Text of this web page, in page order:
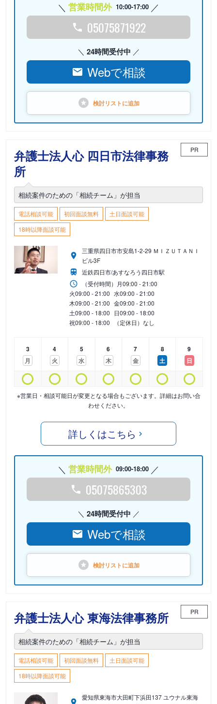
営業時間外 10:00-17:00
05075871922
24時間受付中
Webで相談
検討リストに追加
弁護士法人心 四日市法律事務
所
PR
相続案件のための「相続チーム」が担当
電話相談可能 初回面談無料
土日面談可能
18時以降面談可能
三重県四日市市安島1-2-29 ＭＩＺＵＴＡＮＩ
ビル3F
近鉄四日市/あすなろう四日市駅
（受付時間） 月09:00 - 21:00
火09:00 - 21:00 水09:00 - 21:00
木09:00 - 21:00 金09:00 - 21:00
土09:00 - 18:00 日09:00 - 18:00
祝09:00 - 18:00 （定休日）なし
3
月
4
火
5
水
6
木
7
金
8
土
9
日
※営業日・相談可能日が変更となる場合もございます。詳細はお問い合
わせください。
詳しくはこちら
営業時間外 09:00-18:00
05075865303
24時間受付中
Webで相談
検討リストに追加
弁護士法人心 東海法律事務所 PR
相続案件のための「相続チーム」が担当
電話相談可能 初回面談無料
土日面談可能
18時以降面談可能
愛知県東海市大田町下浜田137 ユウナル東海